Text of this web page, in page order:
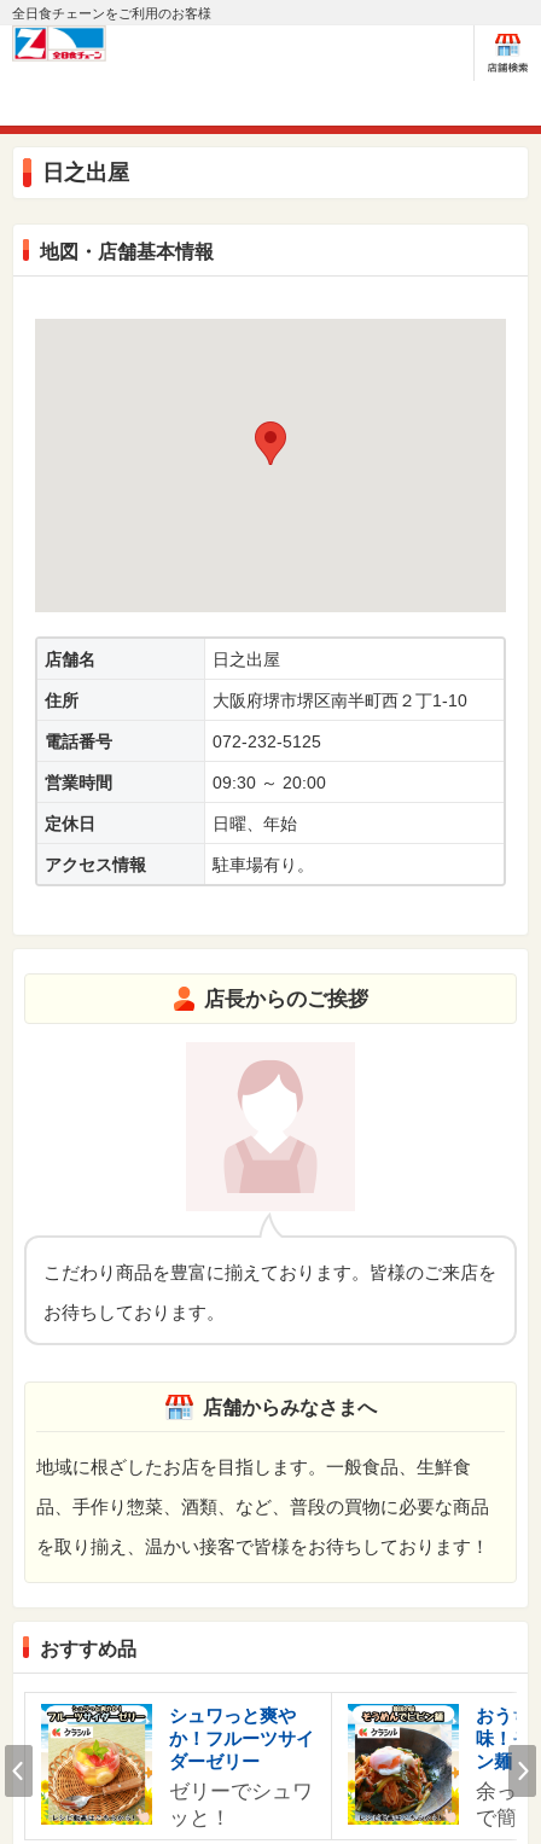
全日食チェーンをご利用のお客様
日之出屋
地図・店舗基本情報
店舗名 日之出屋
住所 大阪府堺市堺区南半町西２丁1-10
電話番号 072-232-5125
営業時間 09:30 ～ 20:00
定休日 日曜、年始
アクセス情報 駐車場有り。
店長からのご挨拶
こだわり商品を豊富に揃えております。皆様のご来店を
お待ちしております。
店舗からみなさまへ
地域に根ざしたお店を目指します。一般食品、生鮮食
品、手作り惣菜、酒類、など、普段の買物に必要な商品
を取り揃え、温かい接客で皆様をお待ちしております！
おすすめ品
シュワっと爽や
か！フルーツサイ
ダーゼリー
ゼリーでシュワ
ッと！
おうち
味！そ
ン麺
余っ
で簡
Prev